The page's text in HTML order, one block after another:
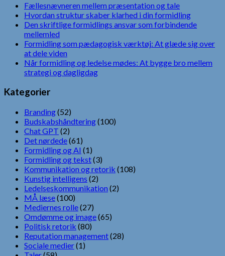
Fællesnævneren mellem præsentation og tale
Hvordan struktur skaber klarhed i din formidling
Den skriftlige formidlings ansvar som forbindende
mellemled
Formidling som pædagogisk værktøj: At glæde sig over
at dele viden
Når formidling og ledelse mødes: At bygge bro mellem
strategi og dagligdag
Kategorier
Branding(52)
Budskabshåndtering(100)
Chat GPT (2)
Det nørdede(61)
Formidling og AI (1)
Formidling og tekst(3)
Kommunikation og retorik (108)
Kunstig intelligens (2)
Ledelseskommunikation (2)
MÅ læse(100)
Mediernes rolle(27)
Omdømme og image(65)
Politisk retorik (80)
Reputation management(28)
Sociale medier(1)